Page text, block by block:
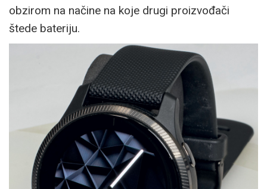
obzirom na načine na koje drugi proizvođači
štede bateriju.